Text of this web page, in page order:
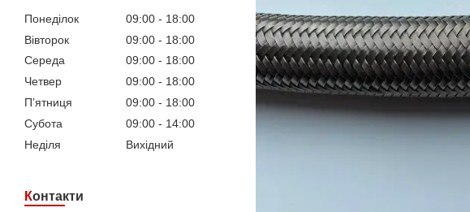
Понеділок 09:00
18:00
Вівторок
09:00
18:00
Середа
09:00
18:00
Четвер
09:00
18:00
Пʼятниця
09:00
18:00
Субота
09:00
14:00
Неділя
Вихідний
Контакти